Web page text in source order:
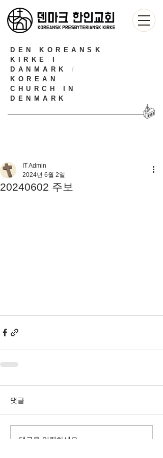
DEN KOREANSK
KIRKE I
DANMARK /
KOREAN
CHURCH IN
DENMARK
20240602 주보
IT Admin
2024년 6월 2일
댓글
댓글을 입력하세요.